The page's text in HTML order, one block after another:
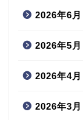
2026年6月
2026年5月
2026年4月
2026年3月